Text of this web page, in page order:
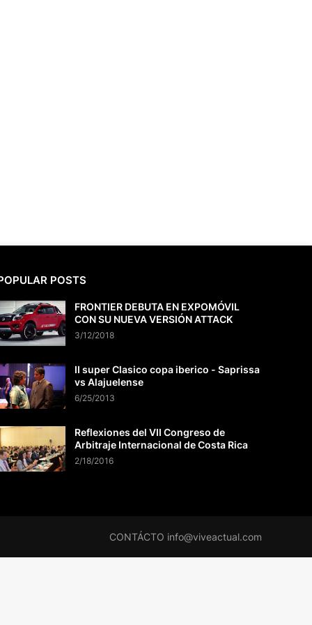
POSTS
FRONTIER DEBUTA EN EXPOMÓVIL
CON SU NUEVA VERSIÓN ATTACK
3/12/2018
II super Clasico copa iberico - Saprissa
vs Alajuelense
6/25/2013
Reflexiones del VII Congreso de
Arbitraje Internacional de Costa Rica
2/18/2016
CONTÁCTO info@viveactual.com